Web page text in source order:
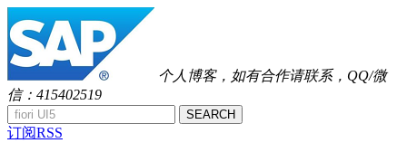
个人博客，如有合作请联系，QQ/微
信：415402519
SEARCH
订阅RSS